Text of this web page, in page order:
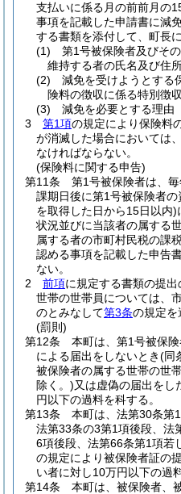
支払いに係る月の前前月の
事項を記載した申請書に減
する書類を添付して、町長
(1)
第1号被保険者及びそ
維持する者の氏名及び住
(2)
減免を受けようとする
険料の徴収に係る特別徴
(3)
減免を必要とする理由
3
第1項の規定により保険料
が消滅した場合においては
なければならない。
(保険料に関する申告)
第11条
第1号被保険者は、
課期日後に第1号被保険者
を取得した日から15日以内)
状況並びに当該者の属する
属する者の市町村民税の課
認める事項を記載した申告
ない。
2
前項に規定する書類の提
世帯の世帯員については、
のとみなして第3条の規定を
(罰則)
第12条
本町は、第1号被保
による届出をしないとき(同
被保険者の属する世帯の世
除く。)又は虚偽の届出をし
円以下の過料を科する。
第13条
本町は、法第30条第
法第33条の3第1項後段、法
6項後段、法第66条第1項若
の規定により被保険者証の
い者に対し10万円以下の過
第14条
本町は、被保険者、